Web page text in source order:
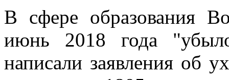
В сфере образования
июнь 2018 года
написали заявления об